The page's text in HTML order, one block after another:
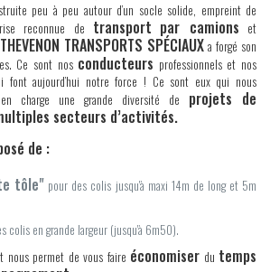
peu à peu autour d’un socle solide, empreint de
reconnue de transport par camions et
THEVENON TRANSPORTS SPÉCIAUX a forgé son
Ce sont nos conducteurs professionnels et nos
font aujourd’hui notre force ! Ce sont eux qui nous
charge une grande diversité de projets de
secteurs d’activités.
de :
tôle" pour des colis jusqu'à maxi 14m de long et 5m
colis en grande largeur (jusqu'à 6m50).
nous permet de vous faire économiser du temps